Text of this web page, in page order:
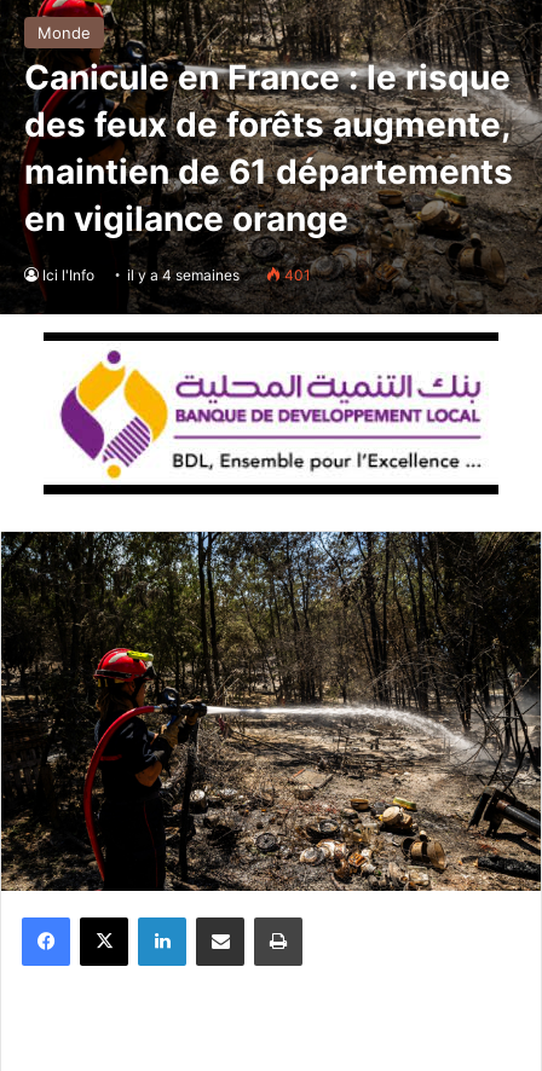
Monde
Canicule en France : le risque
des feux de forêts augmente,
maintien de 61 départements
en vigilance orange
Ici l'Info il y a 4 semaines 401